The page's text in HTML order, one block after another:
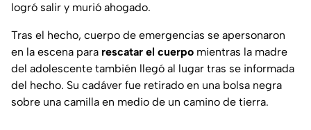
logró salir y murió ahogado.
Tras el hecho, cuerpo de emergencias se apersonaron
en la escena para rescatar el cuerpo mientras la madre
del adolescente también llegó al lugar tras se informada
del hecho. Su cadáver fue retirado en una bolsa negra
sobre una camilla en medio de un camino de tierra.